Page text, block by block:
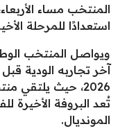
المنتخب مساء
استعدادًا للمرحلة
ويواصل المنتخب
آخر تجاربه الودية
2026، حيث يلتقي
تُعد البروفة الأخيرة
المونديال.